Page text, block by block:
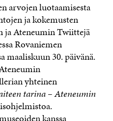
arvojen luotaamisesta
ja kokemusten
ja Ateneumin Twiittejä
Rovaniemen
maaliskuun 30. päivänä.
yhteinen
tarina – Ateneumin